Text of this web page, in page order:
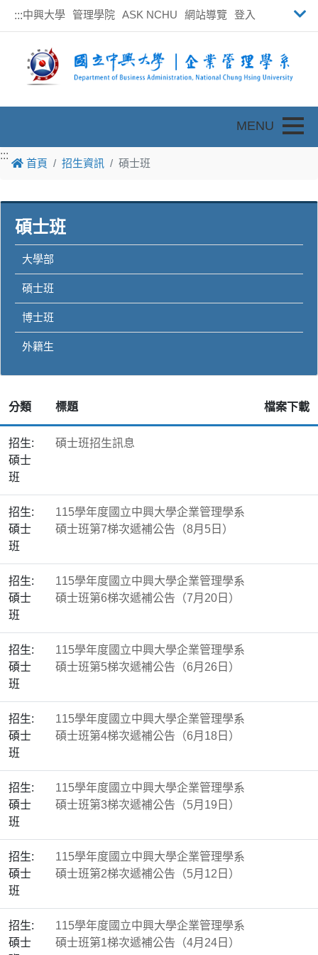
:::中興大學 管理學院 ASK NCHU 網站導覽 登入
:::
首頁 招生資訊 碩士班
碩士班
大學部
碩士班
博士班
外籍生
分類 標題 檔案下載
招生:
碩士
班
碩士班招生訊息
招生:
碩士
班
115學年度國立中興大學企業管理學系
碩士班第7梯次遞補公告（8月5日）
招生:
碩士
班
115學年度國立中興大學企業管理學系
碩士班第6梯次遞補公告（7月20日）
招生:
碩士
班
115學年度國立中興大學企業管理學系
碩士班第5梯次遞補公告（6月26日）
招生:
碩士
班
115學年度國立中興大學企業管理學系
碩士班第4梯次遞補公告（6月18日）
招生:
碩士
班
115學年度國立中興大學企業管理學系
碩士班第3梯次遞補公告（5月19日）
招生:
碩士
班
115學年度國立中興大學企業管理學系
碩士班第2梯次遞補公告（5月12日）
招生:
碩士
115學年度國立中興大學企業管理學系
碩士班第1梯次遞補公告（4月24日）